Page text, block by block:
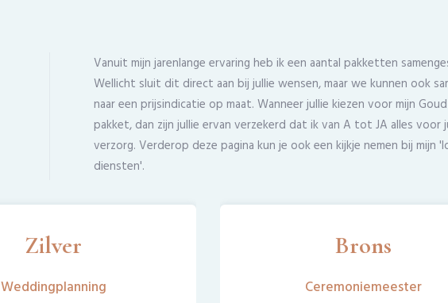
Vanuit mijn jarenlange ervaring heb ik een aantal pakketten
Wellicht sluit dit direct aan bij jullie wensen, maar we kunnen ook
naar een prijsindicatie op maat. Wanneer jullie kiezen voor mijn
pakket, dan zijn jullie ervan verzekerd dat ik van A tot JA alles voor
verzorg. Verderop deze pagina kun je ook een kijkje nemen bij mijn
diensten'.
Zilver
Weddingplanning
Brons
Ceremoniemeester